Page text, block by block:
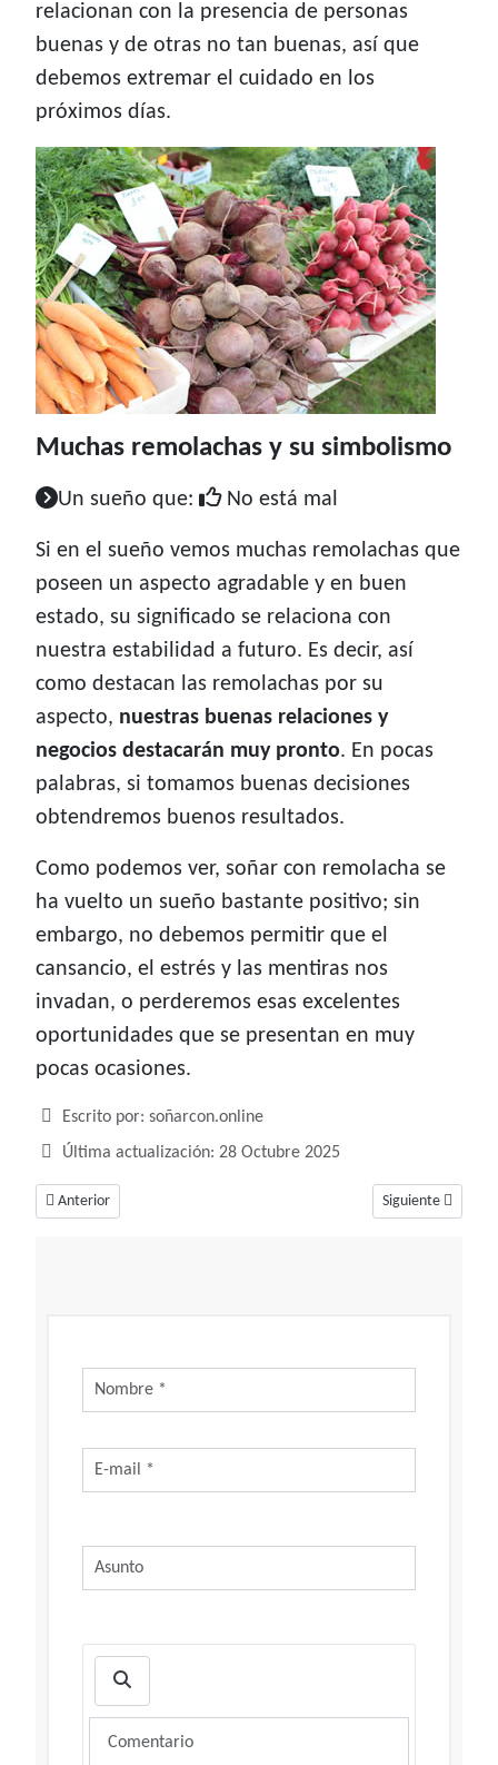
relacionan con la presencia de personas
buenas y de otras no tan buenas, así que
debemos extremar el cuidado en los
próximos días.
Muchas remolachas y su simbolismo
Un sueño que: No está mal
Si en el sueño vemos muchas remolachas que
poseen un aspecto agradable y en buen
estado, su significado se relaciona con
nuestra estabilidad a futuro. Es decir, así
como destacan las remolachas por su
aspecto, nuestras buenas relaciones y
negocios destacarán muy pronto. En pocas
palabras, si tomamos buenas decisiones
obtendremos buenos resultados.
Como podemos ver, soñar con remolacha se
ha vuelto un sueño bastante positivo; sin
embargo, no debemos permitir que el
cansancio, el estrés y las mentiras nos
invadan, o perderemos esas excelentes
oportunidades que se presentan en muy
pocas ocasiones.
Detalles
Escrito por: soñarcon.online
Última actualización: 28 Octubre 2025
Artículo anterior: Soñar con rosario, ¿A quién rezamos?
Anterior Artículo siguiente:
Siguiente